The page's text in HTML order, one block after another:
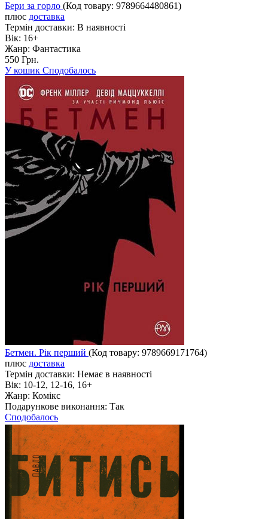
Бери за горло (Код товару: 9789664480861)
плюс доставка
Термін доставки: В наявності
Вік: 16+
Жанр: Фантастика
550 Грн.
У кошик Сподобалось
Бетмен. Рік перший (Код товару: 9789669171764)
плюс доставка
Термін доставки: Немає в наявності
Вік: 10-12, 12-16, 16+
Жанр: Комікс
Подарункове виконання: Так
Сподобалось